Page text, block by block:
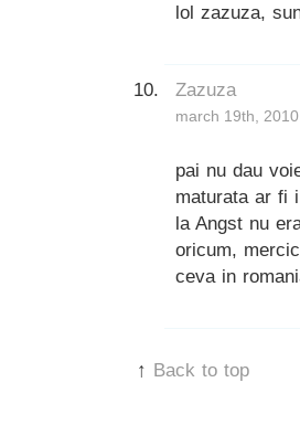
lol zazuza,
Zazuza
march 19th,
pai nu dau
maturata ar fi
la Angst nu
oricum,
ceva in
↑ Back to top